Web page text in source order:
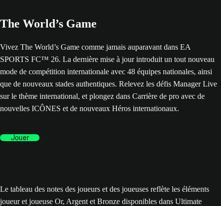
The World’s Game
Vivez The World’s Game comme jamais auparavant dans EA
SPORTS FC™ 26. La dernière mise à jour introduit un tout nouveau
mode de compétition internationale avec 48 équipes nationales, ainsi
que de nouveaux stades authentiques. Relevez les défis Manager Live
sur le thème international, et plongez dans Carrière de pro avec de
nouvelles ICÔNES et de nouveaux Héros internationaux.
Jouer
Le tableau des notes des joueurs et des joueuses reflète les éléments
joueur et joueuse Or, Argent et Bronze disponibles dans Ultimate